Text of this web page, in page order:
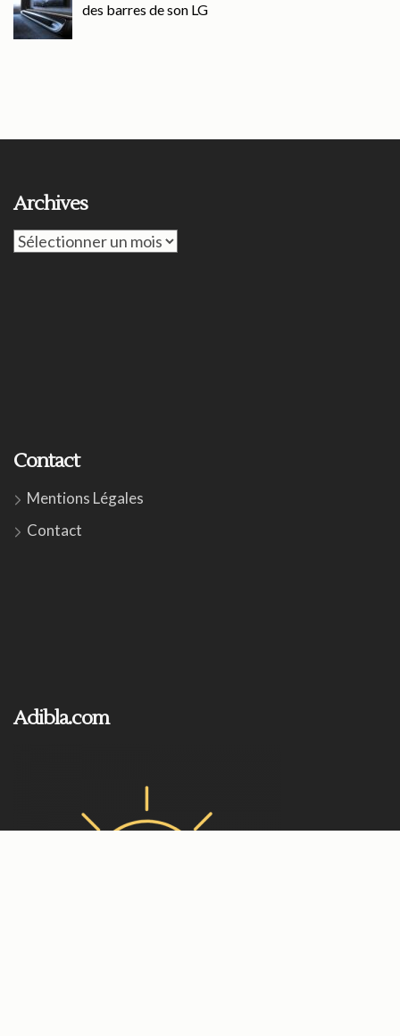
des barres de son LG
Archives
Archives
Contact
Mentions Légales
Contact
Adibla.com